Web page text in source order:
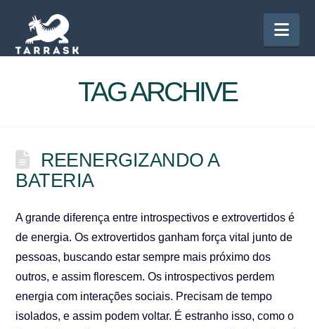
TAG ARCHIVE
REENERGIZANDO A
BATERIA
A grande diferença entre introspectivos e extrovertidos é
de energia. Os extrovertidos ganham força vital junto de
pessoas, buscando estar sempre mais próximo dos
outros, e assim florescem. Os introspectivos perdem
energia com interações sociais. Precisam de tempo
isolados, e assim podem voltar. É estranho isso, como o